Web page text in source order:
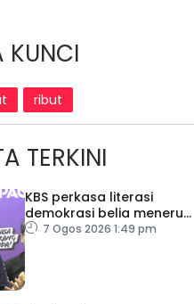
KUNCI
ribut
TERKINI
KBS perkasa literasi
demokrasi belia menerusi
Bulan Rakan Demokrasi
7 Ogos 2026 1:49 pm